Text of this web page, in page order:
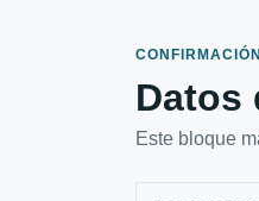
Datos
Este bloque